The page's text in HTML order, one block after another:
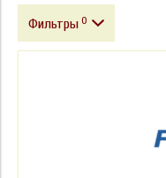
Фильтры 0